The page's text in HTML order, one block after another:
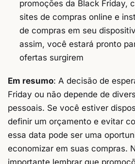
promoções da Black Friday,
sites de compras online e
de compras em seu
assim, você estará pronto
ofertas surgirem
Em resumo: A decisão de
Friday ou não depende de
pessoais. Se você estiver
definir um orçamento e evitar
essa data pode ser uma
economizar em suas compras.
importante lembrar que